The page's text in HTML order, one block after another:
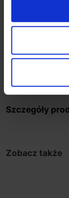
strumień
możliwość
kolor lampy:
Szczegóły
Zobacz także